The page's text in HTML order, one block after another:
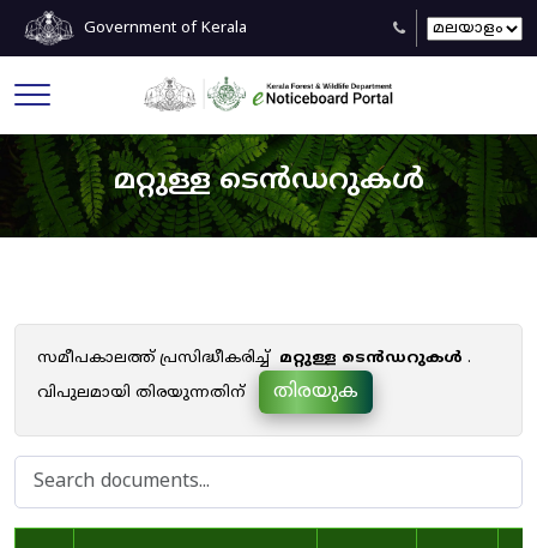
Government of Kerala
മറ്റുള്ള ടെൻഡറുകൾ
സമീപകാലത്ത് പ്രസിദ്ധീകരിച്ച് മറ്റുള്ള ടെൻഡറുകൾ .
വിപുലമായി തിരയുന്നതിന്
തിരയുക